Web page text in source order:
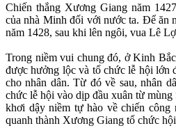
Chiến thắng Xương Giang năm
của nhà Minh đối với nước ta. Để ăn
năm 1428, sau khi lên ngôi, vua Lê
Trong niềm vui chung đó, ở Kinh
được hưởng lộc và tổ chức lễ hội lớn
cho nhân dân. Từ đó về sau, nhân
chức lễ hội vào dịp đầu xuân từ
khơi dậy niềm tự hào về chiến
quanh thành Xương Giang tổ chức